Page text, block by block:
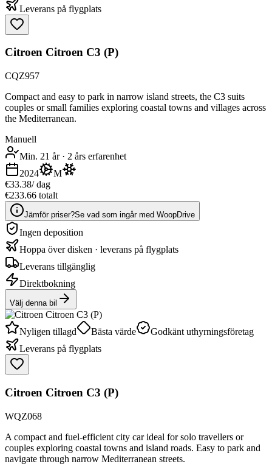
Leverans på flygplats
Citroen Citroen C3 (P)
CQZ957
Compact and easy to park in narrow island streets, the C3 suits
couples or small families exploring coastal towns and villages across
the Mediterranean.
Manuell
Min. 21 år· 2 års erfarenhet
2024
M
€33.38/ dag
€233.66 totalt
Jämför priser?Se vad som ingår med WoopDrive
Ingen deposition
Hoppa över disken · leverans på flygplats
Leverans tillgänglig
Direktbokning
Välj denna bil
Nyligen tillagd Bästa värde
Godkänt uthyrningsföretag
Leverans på flygplats
Citroen Citroen C3 (P)
WQZ068
A compact and fuel-efficient city car ideal for solo travellers or
couples exploring coastal towns and island roads. Easy to park and
navigate through narrow Mediterranean streets.